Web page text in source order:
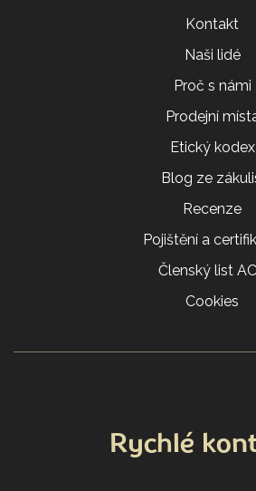
Kontakt
Naši lidé
Proč s námi
Prodejní
Etický kodex
Blog ze
Recenze
Pojištění a
Členský list
Cookies
Rychlé